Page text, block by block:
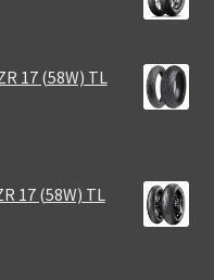
17 (58W) TL
17 (58W) TL